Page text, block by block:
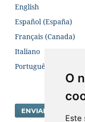
O
Este
English
Español (España)
Français (Canada)
Italiano
Português (Brasil)
ENVIAR